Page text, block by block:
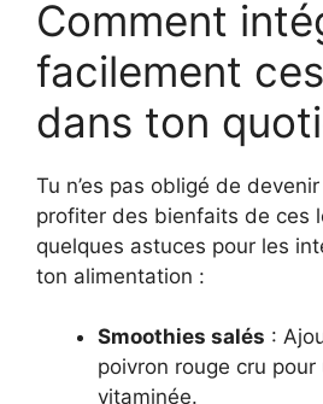
Comment
facilement
dans ton
Tu n’es pas obligé de
profiter des bienfaits de ces
quelques astuces pour les
ton alimentation :
Smoothies salés :
poivron rouge cru pour
vitaminée.